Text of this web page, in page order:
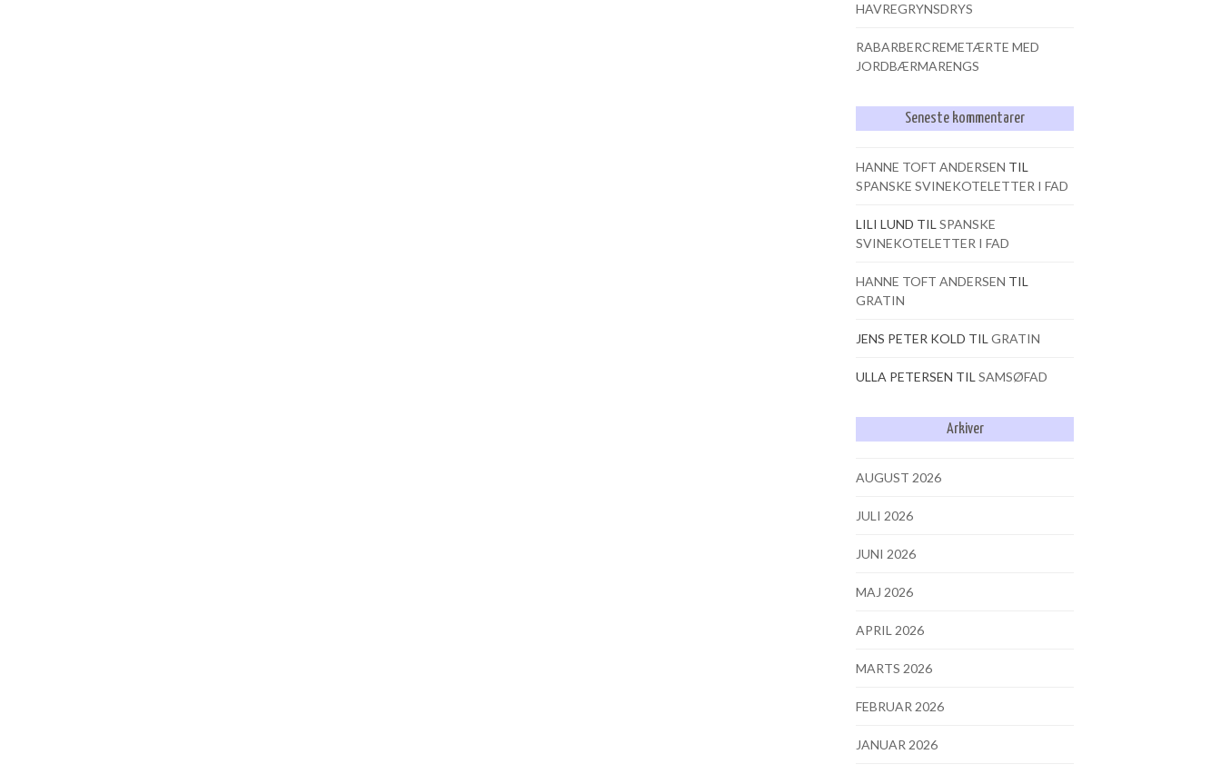
HAVREGRYNSDRYS
RABARBERCREMETÆRTE MED
JORDBÆRMARENGS
Seneste kommentarer
HANNE TOFT ANDERSEN TIL
SPANSKE SVINEKOTELETTER I FAD
LILI LUND TIL SPANSKE
SVINEKOTELETTER I FAD
HANNE TOFT ANDERSEN TIL
GRATIN
JENS PETER KOLD TIL GRATIN
ULLA PETERSEN TIL SAMSØFAD
Arkiver
AUGUST 2026
JULI 2026
JUNI 2026
MAJ 2026
APRIL 2026
MARTS 2026
FEBRUAR 2026
JANUAR 2026